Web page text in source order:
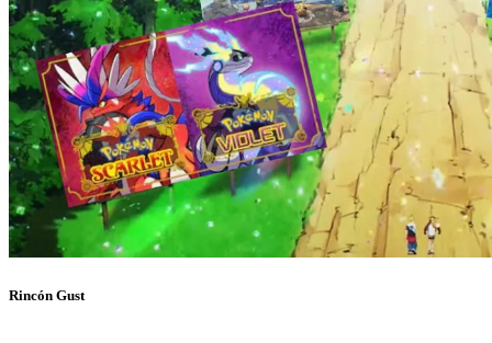
Rincón Gust